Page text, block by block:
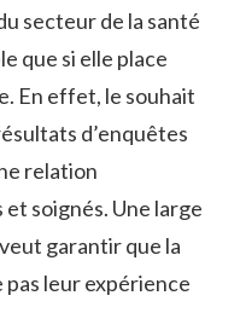
secteur de la santé
que si elle place
En effet, le souhait
d’enquêtes
relation
soignés. Une large
garantir que la
leur expérience